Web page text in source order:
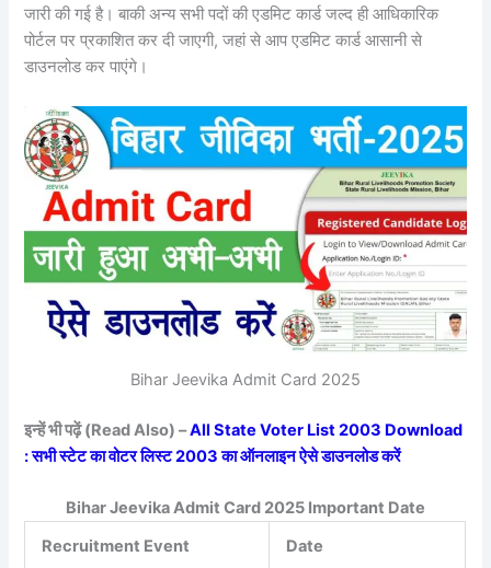
जारी की गई है। बाकी अन्य सभी पदों की एडमिट कार्ड जल्द ही आधिकारिक
पोर्टल पर प्रकाशित कर दी जाएगी, जहां से आप एडमिट कार्ड आसानी से
डाउनलोड कर पाएंगे।
Bihar Jeevika Admit Card 2025
इन्हें भी पढ़ें (Read Also) –All State Voter List 2003 Download
: सभी स्टेट का वोटर लिस्ट 2003 का ऑनलाइन ऐसे डाउनलोड करें
Bihar Jeevika Admit Card 2025 Important Date
Recruitment Event
Date